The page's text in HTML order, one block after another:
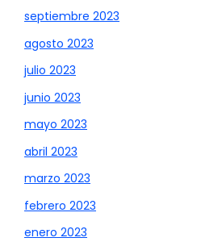
septiembre 2023
agosto 2023
julio 2023
junio 2023
mayo 2023
abril 2023
marzo 2023
febrero 2023
enero 2023